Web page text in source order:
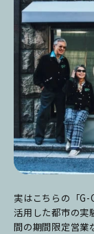
実はこちらの「
活用した都市の実
間の期間限定営業